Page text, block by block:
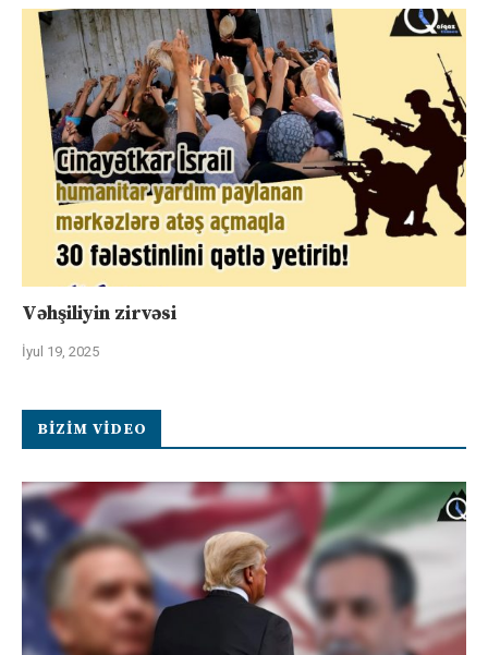
Vəhşiliyin zirvəsi
İyul 19, 2025
BIZIM VIDEO